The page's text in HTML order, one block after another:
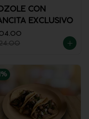
CON
EXCLUSIVO
%